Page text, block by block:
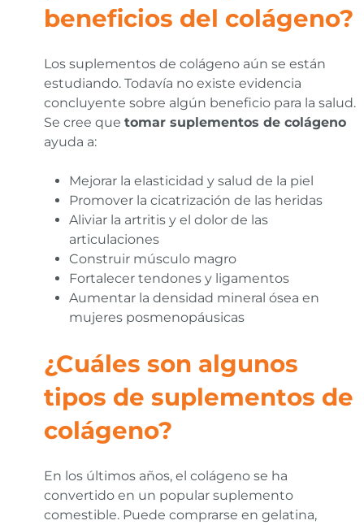
beneficios del colágeno?
Los suplementos de colágeno aún se están
estudiando. Todavía no existe evidencia
concluyente sobre algún beneficio para la salud.
Se cree que tomar suplementos de colágeno
ayuda a:
Mejorar la elasticidad y salud de la piel
Promover la cicatrización de las heridas
Aliviar la artritis y el dolor de las
articulaciones
Construir músculo magro
Fortalecer tendones y ligamentos
Aumentar la densidad mineral ósea en
mujeres posmenopáusicas
¿Cuáles son algunos
tipos de suplementos de
colágeno?
En los últimos años, el colágeno se ha
convertido en un popular suplemento
comestible. Puede comprarse en gelatina,